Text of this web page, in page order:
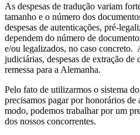
As despesas de tradução variam
tamanho e o número dos
despesas de autenticações, pré-
dependem do número de
e/ou legalizados, no caso concreto.
judiciárias, despesas de extração de
remessa para a Alemanha.
Pelo fato de utilizarmos o sistema
precisamos pagar por honorários
modo, podemos trabalhar por um
dos nossos concorrentes.